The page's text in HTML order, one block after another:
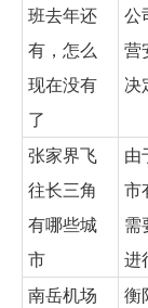
班去年还
有，怎么
现在没有
了
公
营
决
张家界飞
往长三角
有哪些城
市
由
市
需
进
南岳机场
衡